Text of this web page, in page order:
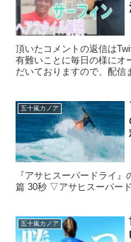
頂いたコメントの返信は
有難いことに毎日の様にオ
だいておりますので、配信
五十嵐カノア
『アサヒスーパードライ
篇 30秒 ▽アサヒスーパー
五十嵐カノア